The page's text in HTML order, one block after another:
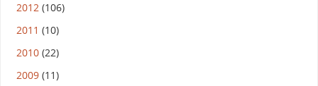
2012(106)
2011 (10)
2010(22)
2009(11)